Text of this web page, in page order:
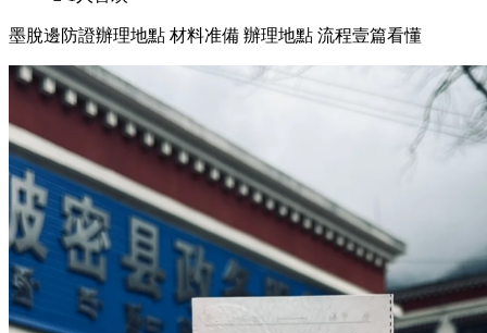
墨脫邊防證辦理地點 材料准備 辦理地點 流程壹篇看懂